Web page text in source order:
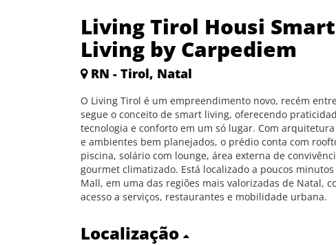
Living Tirol Housi Smart
Living by Carpediem
RN - Tirol, Natal
O Living Tirol é um empreendimento novo, recém
segue o conceito de smart living, oferecendo
tecnologia e conforto em um só lugar. Com
e ambientes bem planejados, o prédio conta com
piscina, solário com lounge, área externa de
gourmet climatizado. Está localizado a poucos
Mall, em uma das regiões mais valorizadas de Natal,
acesso a serviços, restaurantes e mobilidade urbana.
Localização